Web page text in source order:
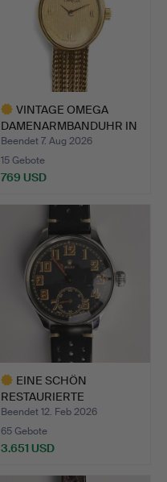
VINTAGE OMEGA
DAMENARMBANDUHR IN
9 KARAT G…
Beendet 7. Aug 2026
15 Gebote
769 USD
EINE SCHÖN
RESTAURIERTE
MILITÄRISCHE ROLEX…
Beendet 12. Feb 2026
65 Gebote
3.651 USD